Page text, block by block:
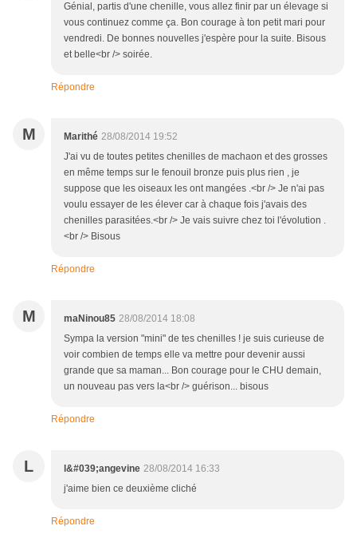
Génial, partis d'une chenille, vous allez finir par un élevage si
vous continuez comme ça. Bon courage à ton petit mari pour
vendredi. De bonnes nouvelles j'espère pour la suite. Bisous
et belle<br /> soirée.
Répondre
M Marithé 28/08/2014 19:52
J'ai vu de toutes petites chenilles de machaon et des grosses
en même temps sur le fenouil bronze puis plus rien , je
suppose que les oiseaux les ont mangées .<br /> Je n'ai pas
voulu essayer de les élever car à chaque fois j'avais des
chenilles parasitées.<br /> Je vais suivre chez toi l'évolution .
<br /> Bisous
Répondre
M maNinou85 28/08/2014 18:08
Sympa la version "mini" de tes chenilles ! je suis curieuse de
voir combien de temps elle va mettre pour devenir aussi
grande que sa maman... Bon courage pour le CHU demain,
un nouveau pas vers la<br /> guérison... bisous
Répondre
L l&#039;angevine 28/08/2014 16:33
j'aime bien ce deuxième cliché
Répondre